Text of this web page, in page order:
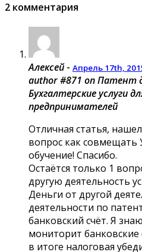
2 комментария
Алексей - Апрель 17th,
author #871 on Патент
Бухгалтерские услуги
предпринимателей
Отличная статья,
вопрос как совмещать
обучение! Спасибо.
Остаётся только 1
другую деятельность
Деньги от другой
деятельности по
банковский счёт. Я
мониторит банковские
в итоге налоговая